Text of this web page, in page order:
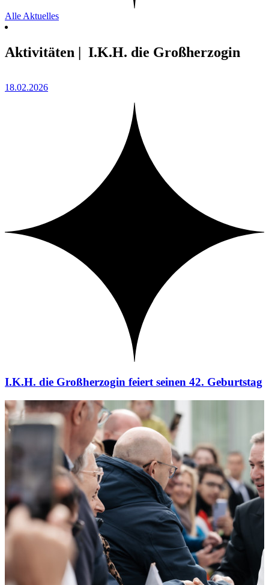
Alle Aktuelles
Aktivitäten | I.K.H. die Großherzogin
18.02.2026
I.K.H. die Großherzogin feiert seinen 42. Geburtstag